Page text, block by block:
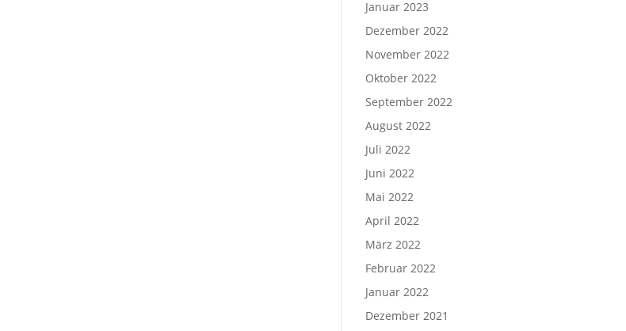
Januar 2023
Dezember 2022
November 2022
Oktober 2022
September 2022
August 2022
Juli 2022
Juni 2022
Mai 2022
April 2022
März 2022
Februar 2022
Januar 2022
Dezember 2021